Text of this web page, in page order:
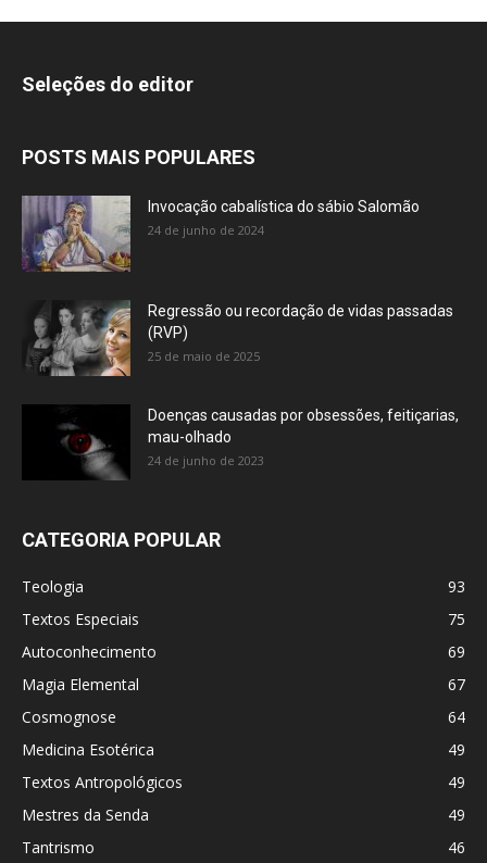
Seleções do editor
POSTS MAIS POPULARES
Invocação cabalística do sábio Salomão
24 de junho de 2024
Regressão ou recordação de vidas passadas
(RVP)
25 de maio de 2025
Doenças causadas por obsessões, feitiçarias,
mau-olhado
24 de junho de 2023
CATEGORIA POPULAR
Teologia
93
Textos Especiais
75
Autoconhecimento
69
Magia Elemental
67
Cosmognose
64
Medicina Esotérica
49
Textos Antropológicos
49
Mestres da Senda
49
Tantrismo
46